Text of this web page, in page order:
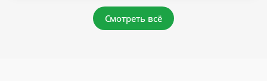
Смотреть всё